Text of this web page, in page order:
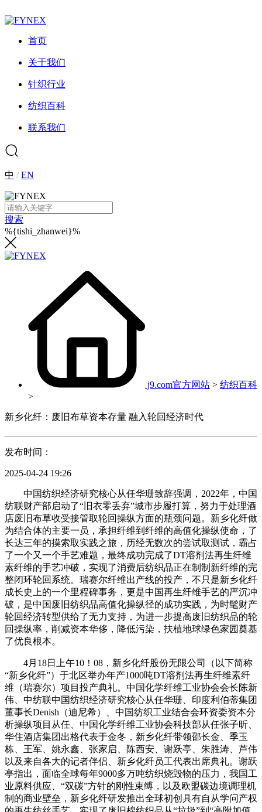
首页
关于我们
针织行业
纺织百科
联系我们
中 /EN
搜索
%{tishi_zhanwei}%
j9.com官方网站 > 纺织百科
>
新乡化纤：废旧布草资本存量 融入轮回经济时代
发布时间：
2025-04-24 19:26
中国纺织经济研究核心从任华珊致辞强调，2022年，中国
纺联财产部启动了“旧衣零丢弃”城市步履打算，努力于处理酒
店废旧布草收受接管取轮回操纵方面的瓶颈问题。新乡化纤做
为结合体的主要一员，承担纤维到纤维的高值化操纵使命，了
长达三年的摸索取实践之旅，历经无数次的尝试取测试，霸占
了一个又一个手艺难题，最终成功完成了DT溶剂法再生纤维
素纤维的手艺冲破，实现了消费后纺织品正在制制新纤维的完
整闭环轮回系统。瑞赛尔纤维出产线的投产，不只是新乡化纤
成长史上的一个里程碑事务，更是中国再生纤维手艺的严沉冲
破，是中国废旧纺织品高值化操纵径的成功实践，为时髦财产
轮回经济转型供给了无力支持，为进一步提高废旧纺织品的轮
回操纵率，削减资本华侈，降低污染，扶植地球绿色家园奠基
了优良根本。
4月18日上午10！08，新乡化纤股份无限公司（以下简称
“新乡化纤”）于北区举办年产1000吨DT溶剂法再生纤维素纤
维（瑞赛尔）项目投产典礼。中国化学纤维工业协会会长陈新
伟、中纺联中国纺织经济研究核心从任华珊、印度利伯蒂集团
董事长Denish（迪尼希）、中国纺织工业结合会环资委资本分
析操纵项目从任、中国化学纤维工业协会科技部从任张子昕、
华住酒店集团出格代表于金冬，新乡化纤带领邵长金、季玉
栋、王军、姚永鑫、张家启、陈西安、谢跃亭、朱胜涛、芦伟
以及来自各大的记者伴侣、新乡化纤员工代表出席典礼。谢跃
亭指出，面临全球每年9000多万吨纺织烧毁物的压力，我国工
业原料供应、“双碳”方针的刚性束缚，以及欧盟碳边境调理机
制的商业壁垒，新乡化纤研发推出全球初创具有自从学问产权